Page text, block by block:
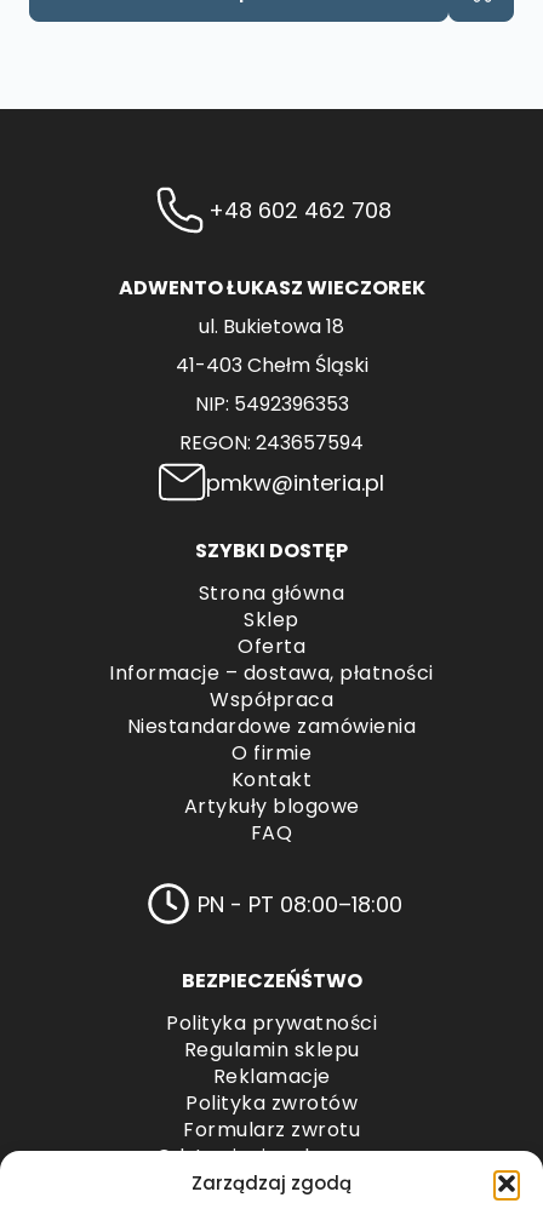
Zarządzaj zgodą
+48 602 462 708
ADWENTO ŁUKASZ WIECZOREK
ul. Bukietowa 18
41-403 Chełm Śląski
NIP: 5492396353
REGON: 243657594
pmkw@interia.pl
SZYBKI DOSTĘP
Strona główna
Sklep
Oferta
Informacje – dostawa, płatności
Współpraca
Niestandardowe zamówienia
O firmie
Kontakt
Artykuły blogowe
FAQ
PN - PT 08:00–18:00
BEZPIECZEŃŚTWO
Polityka prywatności
Regulamin sklepu
Reklamacje
Polityka zwrotów
Formularz zwrotu
Odstąpienie od umowy
Odstąpienie od umowy – przesyłki paletowe